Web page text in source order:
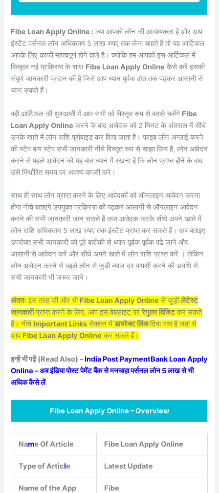
Fibe Loan Apply Online : क्या आपको लोन की आवश्यकता है और आप
इंस्टेंट पर्सनल लोन अधिकतम 5 लाख रुपए तक लेना चाहते है तो यह आर्टिकल
आपके लिए काफी महत्वपूर्ण होने वाले है। क्योंकि हम आपको इस आर्टिकल में
बिल्कुल नई प्रक्रिया के साथ Fibe Loan Apply Online कैसे करें इसकी
संपूर्ण जानकारी प्रदान की है जिसे आप ध्यान पूर्वक अंत तक पढ़कर आसानी से
जान सकते हैं।
वही आर्टिकल की शुरुआती में आप सभी को विस्तृत रूप से बताते चलेंगे Fibe
Loan Apply Online करने के बाद आवेदक को 2 मिनट के अंतराल में सीधे
उनके खाते में लोन राशि प्रोवाइड कर दिया जाता है। फाइव लोन अप्लाई करने
की स्टेप बाय स्टेप सभी जानकारी नीचे विस्तृत रूप से साझा किय है, लोन आवेदन
करने से पहले आवेदन को यह बात ध्यान में रखना है कि लोन प्राप्त होने के बाद
उसे निर्धारित समय पर अवश्य वापसी करे।
साथ ही साथ लोन प्राप्त करने के लिए आवेदकों को ऑनलाइन आवेदन करना
होगा नीचे बताएंगे उपयुक्त प्रक्रिया को पढ़कर आसानी से ऑनलाइन आवेदन
करने की सभी जानकारी जान सकते हैं तथा आवेदक करके सीधे अपने खाते में
लोन राशि अधिकतम 5 लाख रुपए तक इंस्टेंट प्राप्त कर सकते हैं। अब बताइए
उपरोक्त सभी जानकारी को पूरे बारीकी से ध्यान पूर्वक पूर्वक पढे जाने और
आसानी से आवेदन करें और सीधे अपने खाते में लोन राशि प्राप्त करें । लेकिन
लोन आवेदन करने से पहले लोन से जुड़ी ब्याज दर वापसी करने की अवधि से
सभी जानकारी भी जरूर जाने।
अंततः इस तरह की और भी Fibe Loan Apply Online से जुड़ीलेटेस्ट
जानकारीप्राप्त करने के लिए, आप इस वेबसाइट पररेगुलर विजिटकर सकते
हैं। नीचे Important Links सेक्शन मेंडायरेक्ट लिंकदिया गया है जहां से
आप Fibe Loan Apply Online कर सकते हैं।
इन्हें भी पढ़ें (Read Also) –India Post PaymentBank Loan Apply
Online – अब इंडिया पोस्ट पेमेंट बैंक से मनचाहा पर्सनल लोन 5 लाख से भी
अधिक कैसे लें
Fibe Loan Apply Online – Overview
Name Of Article Fibe Loan Apply Online
Type of Article Latest Update
Name of the App Fibe